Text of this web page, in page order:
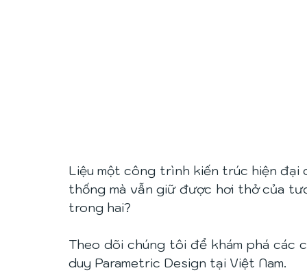
Liệu một công trình kiến trúc hiện
thống mà vẫn giữ được hơi thở của
trong hai?
Theo dõi chúng tôi để khám phá các
duy Parametric Design tại Việt Nam.